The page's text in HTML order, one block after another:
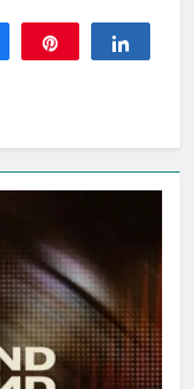
Share